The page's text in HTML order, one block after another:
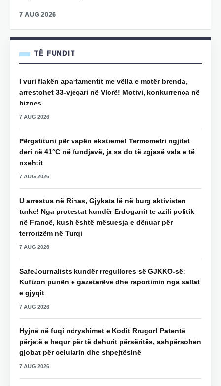
7 AUG 2026
TË FUNDIT
I vuri flakën apartamentit me vëlla e motër brenda,
arrestohet 33-vjeçari në Vlorë! Motivi, konkurrenca në
biznes
7 AUG 2026
Përgatituni për vapën ekstreme! Termometri ngjitet
deri në 41°C në fundjavë, ja sa do të zgjasë vala e të
nxehtit
7 AUG 2026
U arrestua në Rinas, Gjykata lë në burg aktivisten
turke! Nga protestat kundër Erdoganit te azili politik
në Francë, kush është mësuesja e dënuar për
terrorizëm në Turqi
7 AUG 2026
SafeJournalists kundër rregullores së GJKKO-së:
Kufizon punën e gazetarëve dhe raportimin nga sallat
e gjyqit
7 AUG 2026
Hyjnë në fuqi ndryshimet e Kodit Rrugor! Patentë
përjetë e hequr për të dehurit përsëritës, ashpërsohen
gjobat për celularin dhe shpejtësinë
7 AUG 2026